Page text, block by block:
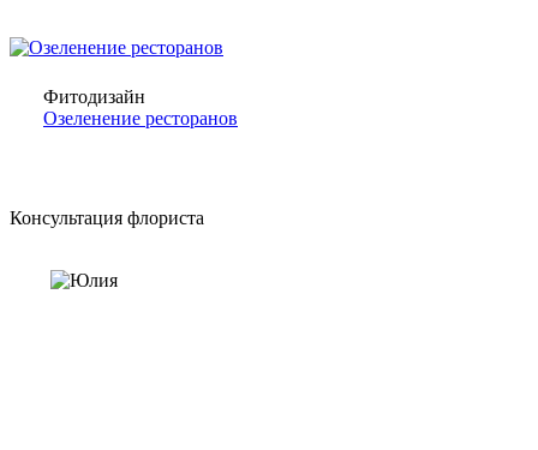
Фитодизайн
Озеленение ресторанов
Консультация флориста